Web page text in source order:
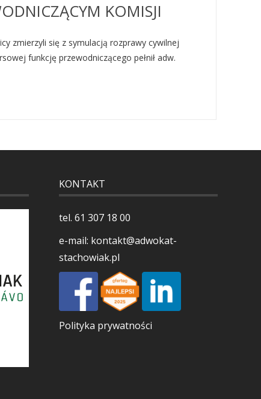
KOMISJI
zmierzyli się z symulacją rozprawy cywilnej
funkcję przewodniczącego pełnił adw.
KONTAKT
tel. 61 307 18 00
e-mail: kontakt@adwokat-
stachowiak.pl
Polityka prywatności